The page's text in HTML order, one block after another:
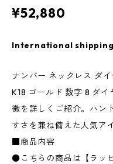
¥52,880
International
ナンバー ネックレス ダ
K18 ゴールド 数字 8 ダ
徴を詳しくご紹介。ハン
すさを兼ね備えた人気ア
■商品内容
●こちらの商品は【ラッ